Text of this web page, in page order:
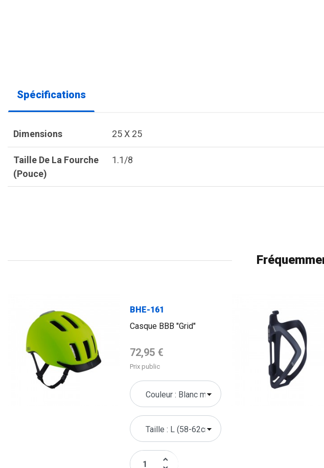
Spécifications
Dimensions 25 X 25
Taille De La Fourche
(pouce)
1.1/8
BHE-161
Casque BBB "Grid"
Prix de base
72,95 €
Prix public
keyboard_arrow_up